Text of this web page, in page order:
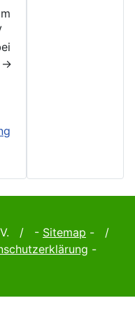
>
/ - Sitemap - /
-